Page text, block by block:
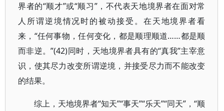
界者的“顺才”或“顺习”，不代表天地境界者在面对常
人所谓逆境情况时的被动接受。在天地境界者看
来，“任何事物，任何变化，都是顺理顺道……都是顺
而非逆。”(42)同时，天地境界者具有的“真我”主宰意
识，使其尽力改变所谓逆境，并接受尽力而不能改变
的结果。
综上，天地境界者“知天”“事天”“乐天”“同天”，“顺